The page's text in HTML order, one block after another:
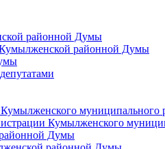
районной Думы
районной Думы
муниципального
Кумылженского
Думы